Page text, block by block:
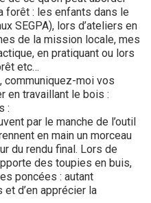
forêt : les enfants dans le
SEGPA), lors d’ateliers en
de la mission locale, mes
en pratiquant ou lors
etc…
communiquez-moi vos
en travaillant le bois :
:
par le manche de l’outil
en main un morceau
du rendu final. Lors de
des toupies en buis,
poncées : autant
d’en apprécier la